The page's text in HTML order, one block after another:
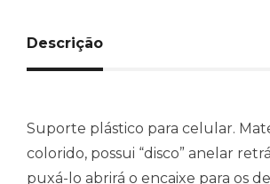
Descrição
Suporte plástico para celular.
colorido, possui “disco” anelar
puxá-lo abrirá o encaixe para os